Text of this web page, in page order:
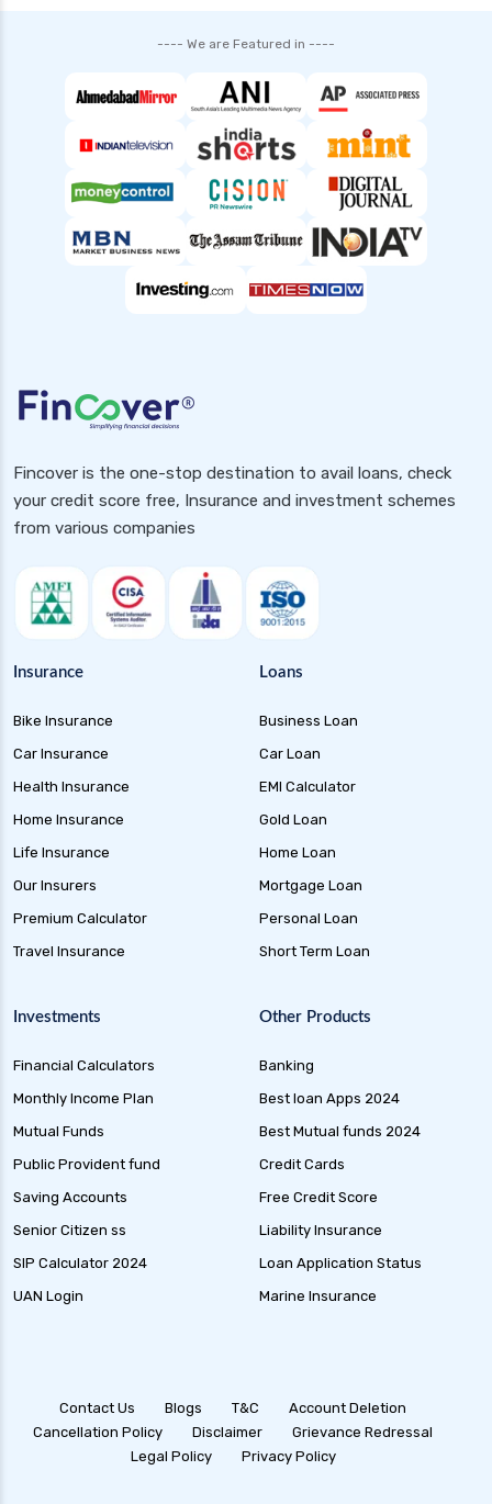
---- We are Featured in ----
Fincover is the one-stop destination to avail loans, check
your credit score free, Insurance and investment schemes
from various companies
Insurance
Bike Insurance
Car Insurance
Health Insurance
Home Insurance
Life Insurance
Our Insurers
Premium Calculator
Travel Insurance
Loans
Business Loan
Car Loan
EMI Calculator
Gold Loan
Home Loan
Mortgage Loan
Personal Loan
Short Term Loan
Investments
Financial Calculators
Monthly Income Plan
Mutual Funds
Public Provident fund
Saving Accounts
Senior Citizen ss
SIP Calculator 2024
UAN Login
Other Products
Banking
Best loan Apps 2024
Best Mutual funds 2024
Credit Cards
Free Credit Score
Liability Insurance
Loan Application Status
Marine Insurance
Contact Us Blogs T&C
Account Deletion
Cancellation Policy
Disclaimer
Grievance Redressal
Legal Policy
Privacy Policy